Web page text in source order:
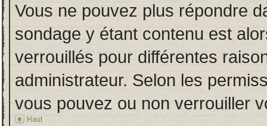
Vous ne pouvez plus répondre
sondage y étant contenu est
verrouillés pour différentes
administrateur. Selon les
vous pouvez ou non verrouiller
Haut